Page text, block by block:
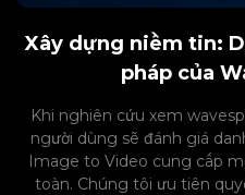
Xây dựng niềm tin:
pháp của
Khi nghiên cứu xem
người dùng sẽ đánh giá
Image to Video cung cấp
toàn. Chúng tôi ưu tiên